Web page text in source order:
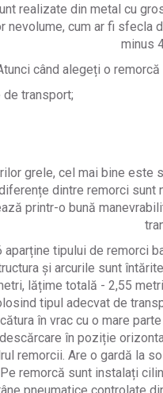
realizate din metal cu
nevolume, cum ar fi
minus
când alegeți o
de transport;
grele, cel mai bine
dintre remorci
printr-o bună
aparține tipului de remorci
și arcurile sunt
lățime totală - 2,55
tipul adecvat de
în vrac cu o mare
în poziție
remorcii. Are o gardă la
remorcă sunt instalați
pneumatice controlate